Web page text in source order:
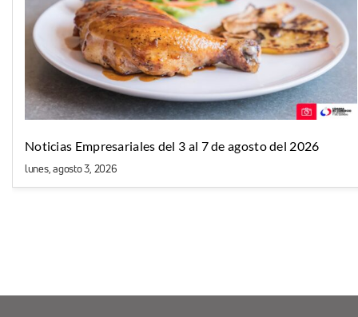
Noticias Empresariales del 3 al 7 de agosto del 2026
lunes, agosto 3, 2026